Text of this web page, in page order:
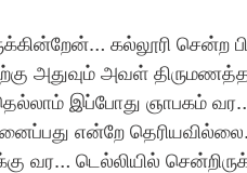
கல்லூரி சென்ற
அதுவும் அவள்
இப்போது ஞாபகம்
என்றே
வர… டெல்லியில்